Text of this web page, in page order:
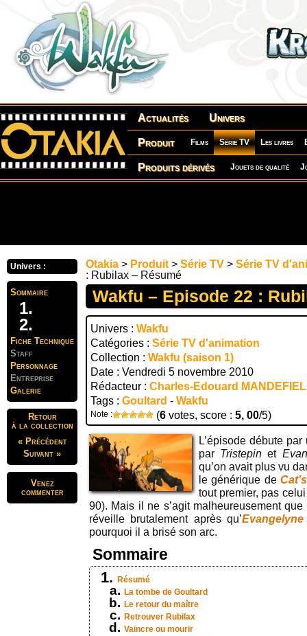
Actualités Univers
Produit Films Série TV Les livres
Produits dérivés Jouets de qualité
Univers :
Sommaire
Fiche Technique
Staff
Personnage
Entreprise
Galerie
Retour
à la collection
« Précédent
Suivant »
Venez
commenter
Otakia > Produit > Série TV > Série TV
: Rubilax – Résumé
Wakfu – Episode 22 :
Univers : Wakfu
Catégories : Série TV d'animation
Collection : Wakfu (saison 1)
Date : Vendredi 5 novembre 2010
Rédacteur : Charles-Edouard
Tags : Goultard - Wakfu
Note : (6 votes, score : 5, 00/5)
L’épisode débute
par Tristepinet
qu’on avait plus vu
le générique de
tout premier, pas
90). Mais il ne s’agit malheureusement
réveille brutalement après qu’
pourquoi il a brisé son arc.
Sommaire
Résumé
La tombe de Goultard
Le retour du maître
Retrouver Rubilax
Vaincre ou mourir